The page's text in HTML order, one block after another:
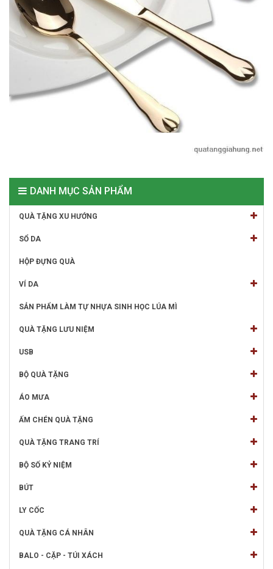
DANH MỤC SẢN PHẨM
QUÀ TẶNG XU HƯỚNG
SỔ DA
HỘP ĐỰNG QUÀ
VÍ DA
SẢN PHẨM LÀM TỰ NHỰA SINH HỌC LÚA MÌ
QUÀ TẶNG LƯU NIỆM
USB
BỘ QUÀ TẶNG
ÁO MƯA
ẤM CHÉN QUÀ TẶNG
QUÀ TẶNG TRANG TRÍ
BỘ SỐ KỶ NIỆM
BÚT
LY CỐC
QUÀ TẶNG CÁ NHÂN
BALO - CẶP - TÚI XÁCH